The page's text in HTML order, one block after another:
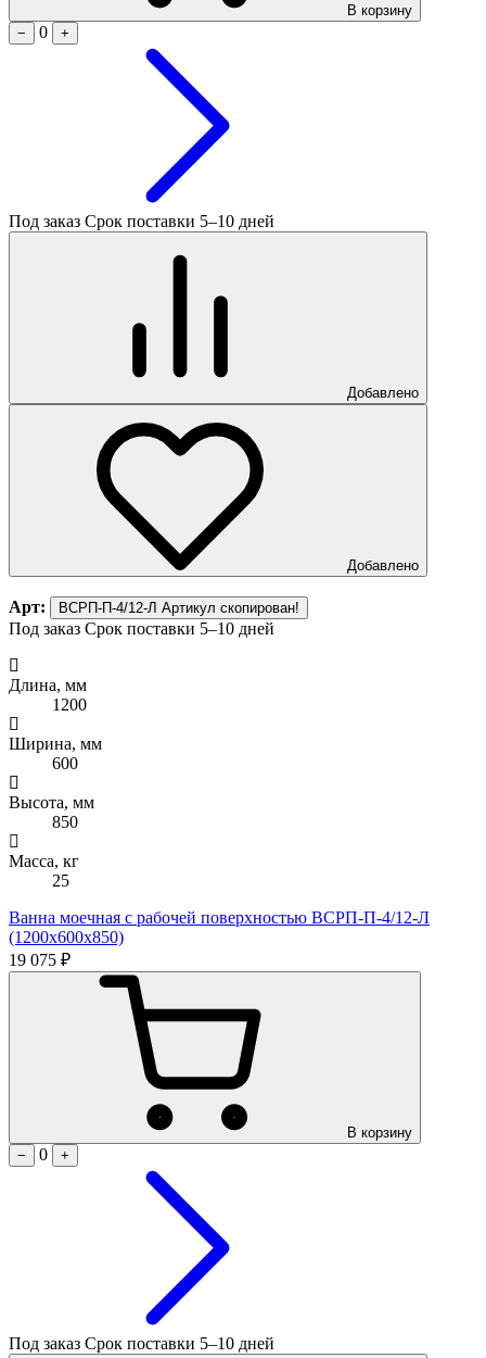
В корзину
−
0 +
Под заказ Срок поставки 5–10 дней
Добавлено
Добавлено
Арт: ВСРП-П-4/12-Л Артикул скопирован!
Под заказ Срок поставки 5–10 дней
Длина, мм
1200
Ширина, мм
600
Высота, мм
850
Масса, кг
25
Ванна моечная с рабочей поверхностью ВСРП-П-4/12-Л
(1200х600х850)
19 075 ₽
В корзину
−
0 +
Под заказ Срок поставки 5–10 дней